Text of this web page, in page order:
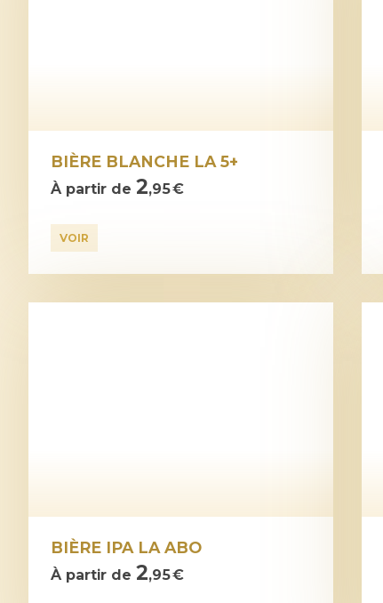
BIÈRE BLANCHE LA 5+
À partir de 2,95 €
VOIR
BIÈRE IPA LA ABO
À partir de 2,95 €